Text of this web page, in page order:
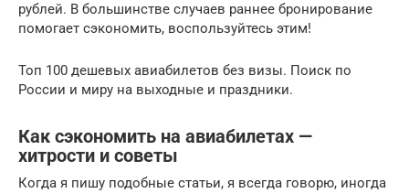
рублей. В большинстве случаев раннее бронирование
помогает сэкономить, воспользуйтесь этим!
Топ 100 дешевых авиабилетов без визы. Поиск по
России и миру на выходные и праздники.
Как сэкономить на авиабилетах —
хитрости и советы
Когда я пишу подобные статьи, я всегда говорю, иногда